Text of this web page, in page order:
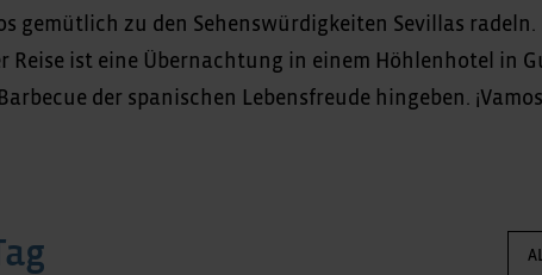
gemütlich zu den Sehenswürdigkeiten Sevillas radeln.
Reise ist eine Übernachtung in einem Höhlenhotel in
der spanischen Lebensfreude hingeben.